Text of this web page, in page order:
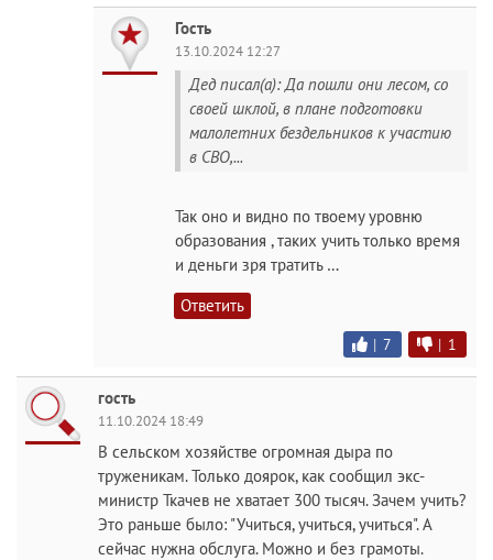
Гость
13.10.2024 12:27
Дед писал(а): Да пошли они лесом, со
своей шклой, в плане подготовки
малолетних бездельников к участию
в СВО,...
Так оно и видно по твоему уровню
образования , таких учить только время
и деньги зря тратить …
Ответить
| 7 | 1
гость
11.10.2024 18:49
В сельском хозяйстве огромная дыра по
труженикам. Только доярок, как сообщил экс-
министр Ткачев не хватает 300 тысяч. Зачем учить?
Это раньше было: "Учиться, учиться, учиться". А
сейчас нужна обслуга. Можно и без грамоты.